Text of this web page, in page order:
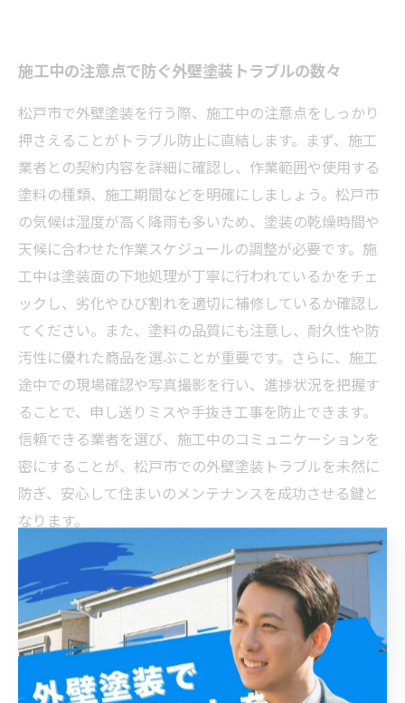
施工中の注意点で防ぐ外壁塗装トラブルの数々
松戸市で外壁塗装を行う際、施工中の注意点をしっかり
押さえることがトラブル防止に直結します。まず、施工
業者との契約内容を詳細に確認し、作業範囲や使用する
塗料の種類、施工期間などを明確にしましょう。松戸市
の気候は湿度が高く降雨も多いため、塗装の乾燥時間や
天候に合わせた作業スケジュールの調整が必要です。施
工中は塗装面の下地処理が丁寧に行われているかをチェ
ックし、劣化やひび割れを適切に補修しているか確認し
てください。また、塗料の品質にも注意し、耐久性や防
汚性に優れた商品を選ぶことが重要です。さらに、施工
途中での現場確認や写真撮影を行い、進捗状況を把握す
ることで、申し送りミスや手抜き工事を防止できます。
信頼できる業者を選び、施工中のコミュニケーションを
密にすることが、松戸市での外壁塗装トラブルを未然に
防ぎ、安心して住まいのメンテナンスを成功させる鍵と
なります。
トラブルを乗り越えた先にある長持ちする外壁塗装の
秘密
松戸市で外壁塗装を行う際にトラブルを避けるために